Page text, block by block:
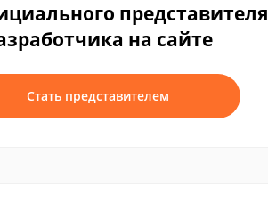
представителя
на сайте
Стать представителем